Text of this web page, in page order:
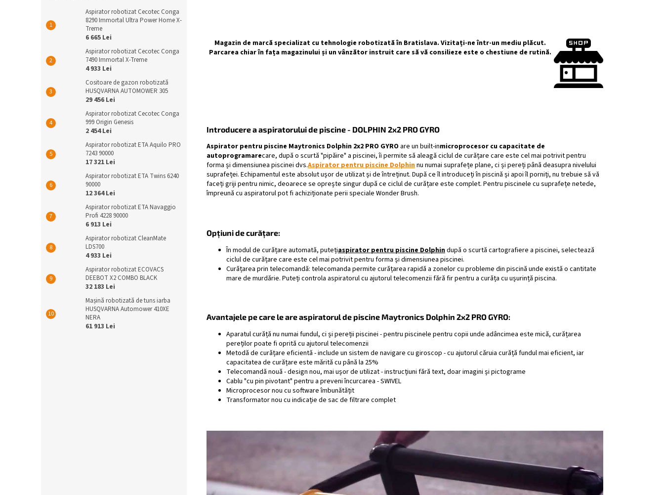
Aspirator robotizat Cecotec Conga
8290 Immortal Ultra Power Home X-
Treme
6 665 Lei
Aspirator robotizat Cecotec Conga
7490 Immortal X-Treme
4 933 Lei
Cositoare de gazon robotizată
HUSQVARNA AUTOMOWER 305
29 456 Lei
Aspirator robotizat Cecotec Conga
999 Origin Genesis
2 454 Lei
Aspirator robotizat ETA Aquilo PRO
7243 90000
17 321 Lei
Aspirator robotizat ETA Twins 6240
90000
12 364 Lei
Aspirator robotizat ETA Navaggio
Profi 4228 90000
6 913 Lei
Aspirator robotizat CleanMate
LDS700
4 933 Lei
Aspirator robotizat ECOVACS
DEEBOT X2 COMBO BLACK
32 183 Lei
Mașină robotizată de tuns iarba
HUSQVARNA Automower 410XE
NERA
61 913 Lei
Magazin de marcă specializat cu tehnologie robotizată în Bratislava. Vizitați-ne într-un mediu plăcut.
Parcarea chiar în fața magazinului și un vânzător instruit care să vă consilieze este o chestiune de rutină.
Introducere a aspiratorului de piscine - DOLPHIN 2x2 PRO GYRO
Aspirator pentru piscine Maytronics Dolphin 2x2 PRO GYRO are un built-inmicroprocesor cu capacitate de
autoprogramarecare, după o scurtă "pipăire" a piscinei, îi permite să aleagă ciclul de curățare care este cel mai potrivit pentru
forma și dimensiunea piscinei dvs.Aspirator pentru piscine Dolphinnu numai suprafețe plane, ci și pereți până deasupra nivelului
suprafeței. Echipamentul este absolut ușor de utilizat și de întreținut. După ce îl introduceți în piscină și apoi îl porniți, nu trebuie să vă
faceți griji pentru nimic, deoarece se oprește singur după ce ciclul de curățare este complet. Pentru piscinele cu suprafețe netede,
împreună cu aspiratorul pot fi achiziționate perii speciale Wonder Brush.
Opțiuni de curățare:
În modul de curățare automată, putețiaspirator pentru piscine Dolphindupă o scurtă cartografiere a piscinei, selectează
ciclul de curățare care este cel mai potrivit pentru forma și dimensiunea piscinei.
Curățarea prin telecomandă: telecomanda permite curățarea rapidă a zonelor cu probleme din piscină unde există o cantitate
mare de murdărie. Puteți controla aspiratorul cu ajutorul telecomenzii fără fir pentru a curăța cu ușurință piscina.
Avantajele pe care le are aspiratorul de piscine Maytronics Dolphin 2x2 PRO GYRO:
Aparatul curăță nu numai fundul, ci și pereții piscinei - pentru piscinele pentru copii unde adâncimea este mică, curățarea
pereților poate fi oprită cu ajutorul telecomenzii
Metodă de curățare eficientă - include un sistem de navigare cu giroscop - cu ajutorul căruia curăță fundul mai eficient, iar
capacitatea de curățare este mărită cu până la 25%
Telecomandă nouă - design nou, mai ușor de utilizat - instrucțiuni fără text, doar imagini și pictograme
Cablu "cu pin pivotant" pentru a preveni încurcarea - SWIVEL
Microprocesor nou cu software îmbunătățit
Transformator nou cu indicație de sac de filtrare complet